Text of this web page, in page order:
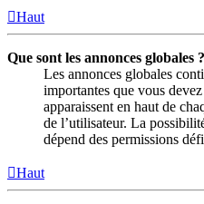
Haut
Que sont les annonces globales ?
Les annonces globales
importantes que vous
apparaissent en haut de
de l’utilisateur. La
dépend des permissions
Haut